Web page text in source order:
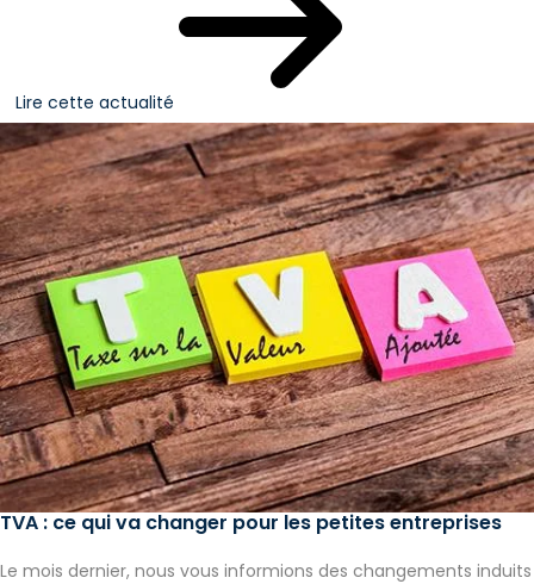
Lire cette actualité
TVA : ce qui va changer pour les petites entreprises
Le mois dernier, nous vous informions des changements induits